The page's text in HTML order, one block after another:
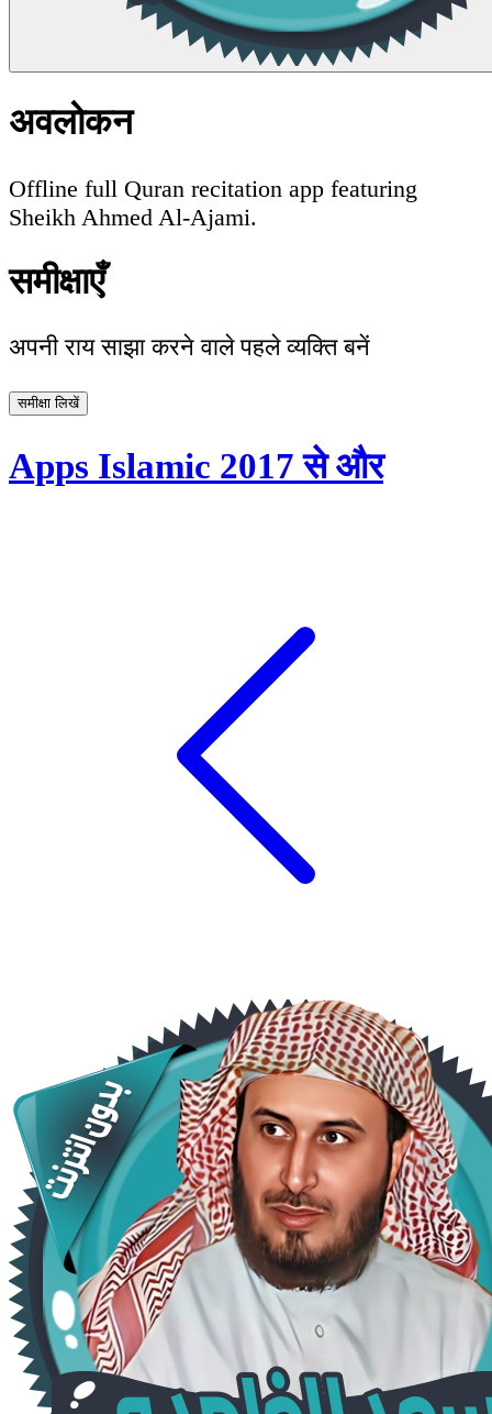
अवलोकन
Offline full Quran recitation app featuring
Sheikh Ahmed Al-Ajami.
समीक्षाएँ
अपनी राय साझा करने वाले पहले व्यक्ति बनें
समीक्षा लिखें
Apps Islamic 2017 से और